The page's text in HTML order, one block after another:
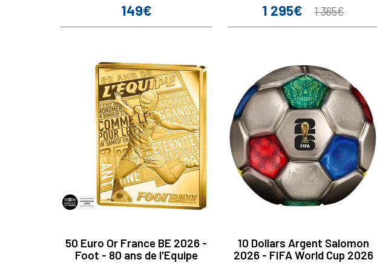
Prix
149€ Prix
1 295€
Prix
1 365€
50 Euro Or France BE 2026 -
Foot - 80 ans de l'Equipe
10 Dollars Argent Salomon
2026 - FIFA World Cup 2026